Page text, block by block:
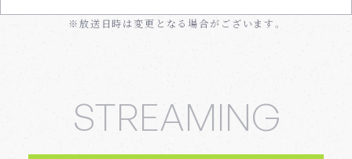
※放送日時は変更となる場合がございます。
STREAMING